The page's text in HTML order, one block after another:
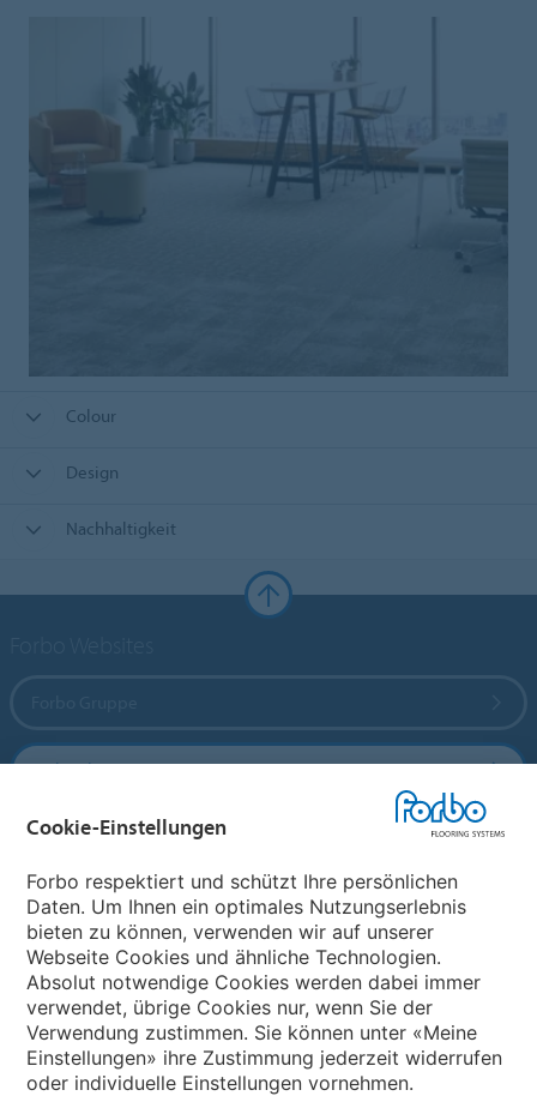
Colour
Design
Nachhaltigkeit
Forbo Flooring Systems
Forbo Movement Systems
Land auswählen
Land auswählen
Cookie-Einstellungen
Forbo respektiert und schützt Ihre persönlichen
Daten. Um Ihnen ein optimales Nutzungserlebnis
bieten zu können, verwenden wir auf unserer
Webseite Cookies und ähnliche Technologien.
Absolut notwendige Cookies werden dabei immer
verwendet, übrige Cookies nur, wenn Sie der
Verwendung zustimmen. Sie können unter «Meine
Einstellungen» ihre Zustimmung jederzeit widerrufen
oder individuelle Einstellungen vornehmen.